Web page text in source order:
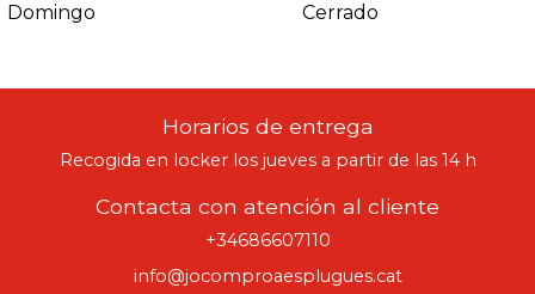
Domingo
Cerrado
Horarios de entrega
Recogida en locker los jueves a partir de las 14 h
Contacta con atención al cliente
+34686607110
info@jocomproaesplugues.cat